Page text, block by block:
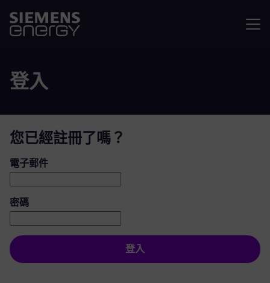
登入
您已經註冊了嗎？
登入：使用者和密碼
電子郵件
密碼
登入